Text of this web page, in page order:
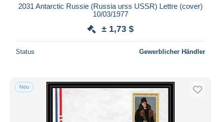
2031 Antarctic Russie (Russia urss USSR) Lettre (cover)
10/03/1977
± 1,73 $
Status Gewerblicher Händler
Neu